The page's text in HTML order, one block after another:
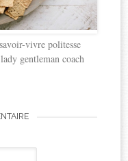
vivre politesse
gentleman coach